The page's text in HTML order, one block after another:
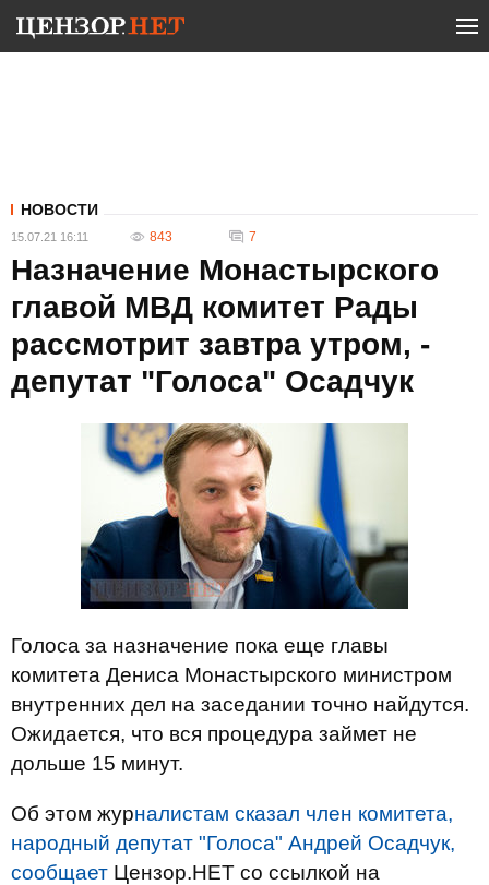
НОВОСТИ
15.07.21 16:11 843 7
Назначение Монастырского
главой МВД комитет Рады
рассмотрит завтра утром, -
депутат "Голоса" Осадчук
Голоса за назначение пока еще главы
комитета Дениса Монастырского министром
внутренних дел на заседании точно найдутся.
Ожидается, что вся процедура займет не
дольше 15 минут.
Об этом журналистам сказал член комитета,
народный депутат "Голоса" Андрей Осадчук,
сообщает Цензор.НЕТ со ссылкой на